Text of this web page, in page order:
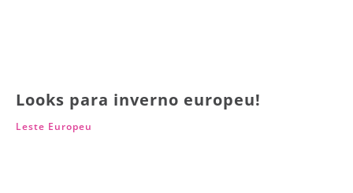
Looks para inverno europeu!
Leste Europeu